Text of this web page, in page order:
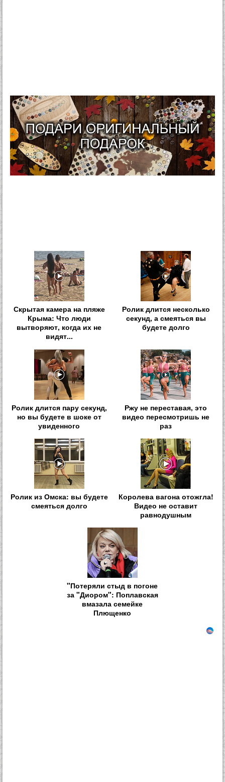
Скрытая камера на пляже
Крыма: Что люди
вытворяют, когда их не
видят...
Ролик длится несколько
секунд, а смеяться вы
будете долго
Ролик длится пару секунд,
но вы будете в шоке от
увиденного
Ржу не переставая, это
видео пересмотришь не
раз
Ролик из Омска: вы будете
смеяться долго
Королева вагона отожгла!
Видео не оставит
равнодушным
"Потеряли стыд в погоне
за "Диором": Поплавская
вмазала семейке
Плющенко